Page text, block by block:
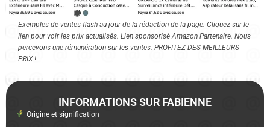
Exemples de ventes flash au jour de la rédaction de la page. Cliquez sur le
lien pour voir les prix actualisés. Lien sponsorisé Amazon Partenaire. Nous
percevons une rémunération sur les ventes. PROFITEZ DES MEILLEURS
PRIX !
INFORMATIONS SUR FABIENNE
Origine et signification